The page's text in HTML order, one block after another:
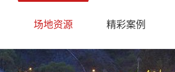
场地资源 精彩案例